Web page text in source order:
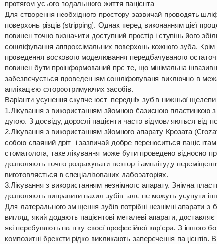
протягом усього подальшого життя пацієнта.
Для створення необхідного простору зазвичай проводять
поверхонь різців (stripping). Однак перед виконанням цієї
повинен точно визначити доступний простір і ступінь його
сошліфування аппроксімальних поверхонь кожного зуба. Крім
проведення воскового моделювання передбачуваного
повинен бути проінформований про те, що мінімальна
забезпечується проведенням сошліфовуваня виключно в
аплікацією фтороотримуючих засобів.
Варіанти усунення скупченості передніх зубів нижньої щелепи
1.Лікування з використанням зйомною базисною пластинкою
дугою. З досвіду, дорослі пацієнти часто відмовляються від
2.Лікування з використанням зйомного апарату Крозата
собою спаяний дріт і зазвичай добре переноситься
стоматолога, таке лікування може бути проведено відносно
дозволяють точно розрахувати вектор і амплітуду
виготовляється в спеціалізованих лабораторіях.
3.Лікування з використанням незнімного апарату. Знімна
дозволяють виправити нахил зубів, але не можуть усунути
Для латерального зміщення зубів потрібні незнімні апарати з
вигляд, який додають пацієнтові металеві апарати,
які перебувають на піку своєї професійної кар'єри. З іншого
композитні брекети рідко викликають заперечення пацієнтів.